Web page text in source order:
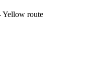
Yellow route